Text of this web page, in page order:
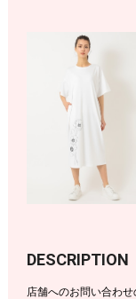
DESCRIPTION
店舗へのお問い合わ